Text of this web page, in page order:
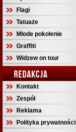
Flagi
Tatuaże
Młode pokolenie
Graffiti
Widzew on tour
REDAKCJA
Kontakt
Zespół
Reklama
Polityka prywatności